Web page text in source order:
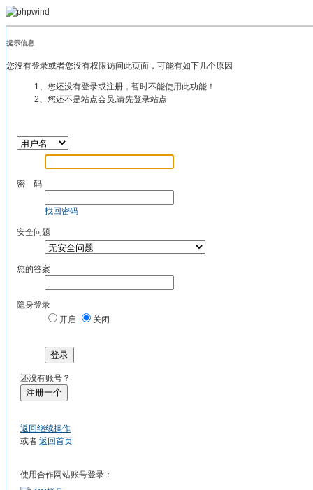
提示信息
您没有登录或者您没有权限访问此页面，可能有如下几个原因
1、您还没有登录或注册，暂时不能使用此功能！
2、您还不是站点会员,请先登录站点
密 码
找回密码
安全问题
您的答案
隐身登录
开启
关闭
登录
还没有账号？
注册一个
返回继续操作
或者 返回首页
使用合作网站账号登录：